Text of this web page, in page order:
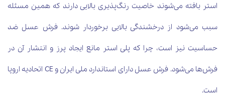
استر بافته می‌شوند خاصیت رنگ‌پذیری بالایی دارند که همین مسئله
سبب می‌شود از درخشندگی بالایی برخوردار شوند. فرش عسل ضد
حساسیت نیز است، چرا که پلی استر مانع ایجاد پرز و انتشار آن در
فرش‌ها می‌شود. فرش عسل دارای استاندارد ملی ایران و CE اتحادیه اروپا
است.